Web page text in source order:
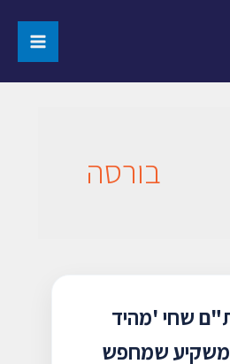
בורסה
שחי 'מהיד
שמחפש